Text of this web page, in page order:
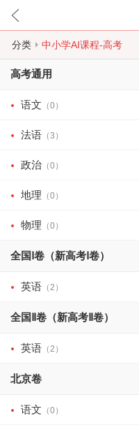
分类 中小学AI课程-高考
高考通用
语文 （0）
法语 （3）
政治 （0）
地理 （0）
物理 （0）
全国Ⅰ卷（新高考Ⅰ卷）
英语 （2）
全国Ⅱ卷（新高考Ⅱ卷）
英语 （2）
北京卷
语文 （0）